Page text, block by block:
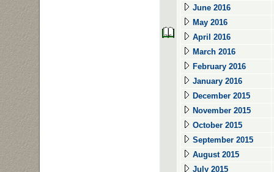
June 2016
May 2016
April 2016
March 2016
February 2016
January 2016
December 2015
November 2015
October 2015
September 2015
August 2015
July 2015